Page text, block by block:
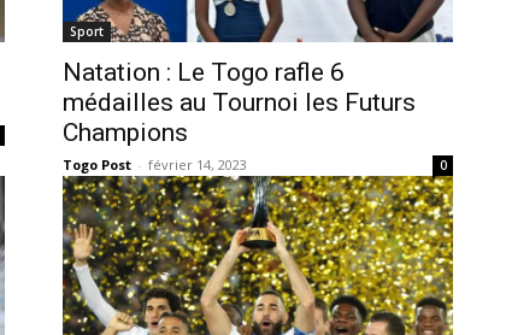
Sport
Natation : Le Togo rafle 6
médailles au Tournoi les Futurs
Champions
Togo Post - février 14, 2023 0